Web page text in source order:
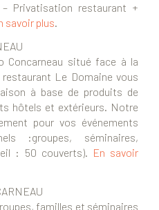
Privatisation restaurant +
savoir plus.
Concarneau situé face à la
Le Domaine vous
à base de produits de
hôtels et extérieurs. Notre
pour vos événements
:groupes, séminaires,
: 50 couverts). En savoir
familles et séminaires